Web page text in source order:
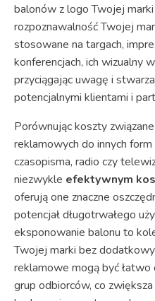
balonów z logo Twojej
rozpoznawalność Twojej
stosowane na targach,
konferencjach, ich wizualny
przyciągając uwagę i
potencjalnymi klientami i
Porównując koszty
reklamowych do innych
czasopisma, radio czy
niezwykle efektywnym
oferują one znaczne
potencjał długotrwałego
eksponowanie balonu to
Twojej marki bez
reklamowe mogą być
grup odbiorców, co